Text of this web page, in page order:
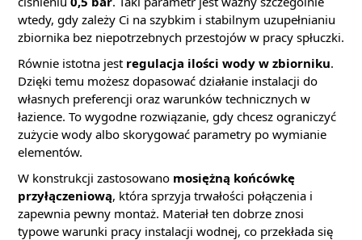
wtedy, gdy zależy Ci na szybkim i stabilnym uzupełnianiu
zbiornika bez niepotrzebnych przestojów w pracy spłuczki.
Równie istotna jest regulacja ilości wody w zbiorniku.
Dzięki temu możesz dopasować działanie instalacji do
własnych preferencji oraz warunków technicznych w
łazience. To wygodne rozwiązanie, gdy chcesz ograniczyć
zużycie wody albo skorygować parametry po wymianie
elementów.
W konstrukcji zastosowano mosiężną końcówkę
przyłączeniową, która sprzyja trwałości połączenia i
zapewnia pewny montaż. Materiał ten dobrze znosi
typowe warunki pracy instalacji wodnej, co przekłada się